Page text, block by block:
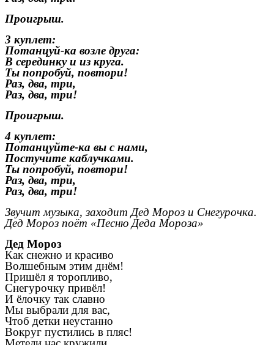
Проигрыш.
3 куплет:
Потанцуй-ка возле друга:
В серединку и из круга.
Ты попробуй, повтори!
Раз, два, три,
Раз, два, три!
Проигрыш.
4 куплет:
Потанцуйте-ка вы с нами,
Постучите каблучками.
Ты попробуй, повтори!
Раз, два, три,
Раз, два, три!
Звучит музыка, заходит Дед Мороз и Снегурочка.
Дед Мороз поёт «Песню Деда Мороза»
Дед Мороз
Как снежно и красиво
Волшебным этим днём!
Пришёл я торопливо,
Снегурочку привёл!
И ёлочку так славно
Мы выбрали для вас,
Чтоб детки неустанно
Вокруг пустились в пляс!